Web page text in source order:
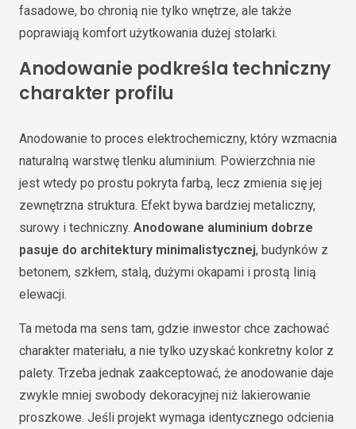
fasadowe, bo chronią nie tylko wnętrze, ale także
poprawiają komfort użytkowania dużej stolarki.
Anodowanie podkreśla techniczny
charakter profilu
Anodowanie to proces elektrochemiczny, który wzmacnia
naturalną warstwę tlenku aluminium. Powierzchnia nie
jest wtedy po prostu pokryta farbą, lecz zmienia się jej
zewnętrzna struktura. Efekt bywa bardziej metaliczny,
surowy i techniczny. Anodowane aluminium dobrze
pasuje do architektury minimalistycznej, budynków z
betonem, szkłem, stalą, dużymi okapami i prostą linią
elewacji.
Ta metoda ma sens tam, gdzie inwestor chce zachować
charakter materiału, a nie tylko uzyskać konkretny kolor z
palety. Trzeba jednak zaakceptować, że anodowanie daje
zwykle mniej swobody dekoracyjnej niż lakierowanie
proszkowe. Jeśli projekt wymaga identycznego odcienia